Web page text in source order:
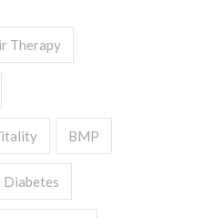
Therapy
BMP
Diabetes